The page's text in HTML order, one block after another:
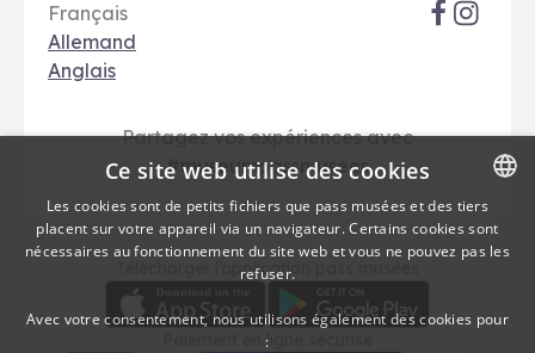
Français
Allemand
Anglais
Partagez vos expériences avec
#museumpassmusees
Télécharger
Télécharger l’application pass musées
Moyens de
Paiement en ligne sécurisé
DUTCH
Ce site web utilise des cookies
Les cookies sont de petits fichiers que pass musées et des tiers
placent sur votre appareil via un navigateur. Certains cookies sont
nécessaires au fonctionnement du site web et vous ne pouvez pas les
refuser.
Avec votre consentement, nous utilisons également des cookies pour
: